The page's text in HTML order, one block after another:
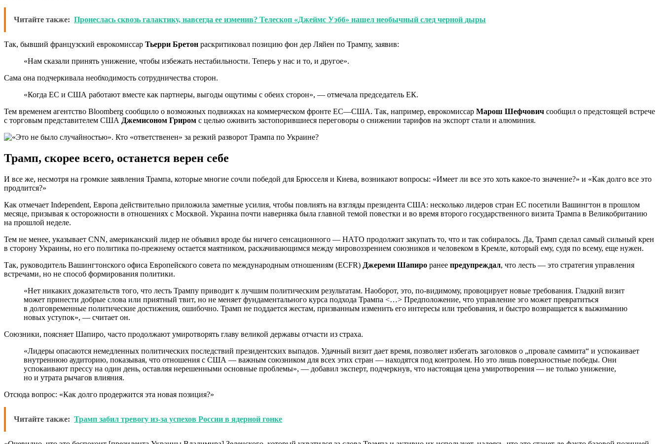
Читайте также: Пронеслась сквозь галактику, навсегда ее изменив? Телескоп «Джеймс Уэбб» нашел необычный след черной дыры
Так, бывший французский еврокомиссар Тьерри Бретон раскритиковал позицию фон дер Ляйен по Трампу, заявив:
«Нам сказали принять унижение, чтобы избежать нестабильности. Теперь у нас и то, и другое».
Сама она подчеркивала необходимость сотрудничества сторон.
«Когда ЕС и США работают вместе как партнеры, выгоды ощутимы с обеих сторон», — отмечала председатель ЕК.
Тем временем агентство Bloomberg сообщило о возможных подвижках на коммерческом фронте ЕС—США. Так, например, еврокомиссар Марош Шефчович сообщил о предстоящей встрече
с торговым представителем США Джемисоном Гриром с целью оживить застопорившиеся переговоры о снижении тарифов на экспорт стали и алюминия.
Трамп, скорее всего, останется верен себе
И все же, несмотря на громкие заявления Трампа, которые многие сочли победой для Брюсселя и Киева, возникают вопросы: «Имеет ли все это хоть какое-то значение?» и «Как долго все это
продлится?»
Как отмечает Independent, Европа действительно приложила заметные усилия, чтобы повлиять на взгляды президента США: несколько лидеров стран ЕС посетили Вашингтон в прошлом
месяце, призывая к осторожности в отношениях с Москвой. Украина почти наверняка была главной темой повестки и во время второго государственного визита Трампа в Великобританию
на прошлой неделе.
Тем не менее, указывает CNN, американский лидер не объявил вроде бы ничего сенсационного — НАТО продолжит закупать то, что и так собиралось. Да, Трамп сделал самый сильный крен
в сторону Украины, но его политика по-прежнему остается маятником, раскачивающимся между мировоззрением союзников и человеком в Кремле, который ему, судя по всему, еще нужен.
Так, руководитель Вашингтонского офиса Европейского совета по международным отношениям (ECFR) Джереми Шапиро ранее предупреждал, что лесть — это стратегия управления
встречами, но не способ формирования политики.
«Нет никаких доказательств того, что лесть Трампу приводит к лучшим политическим результатам. Наоборот, это, по-видимому, провоцирует новые требования. Гладкий визит
может принести добрые слова или приятный твит, но не меняет фундаментального курса подхода Трампа <…> Предположение, что управление эго может превратиться
в долговременные политические достижения, ошибочно. Трамп не поддается жестам, призванным изменить его интересы или требования, и быстро возвращается к выжиманию
новых уступок», — считает он.
Союзники, поясняет Шапиро, часто продолжают умиротворять главу великой державы отчасти из страха.
«Лидеры опасаются немедленных политических последствий президентских выпадов. Удачный визит дает время, позволяет избегать заголовков о „провале саммита“ и успокаивает
внутреннюю аудиторию, показывая, что отношения с США — важным союзником для всех этих стран — находятся под контролем. Но это лишь поверхностные победы. Они
успокаивают прессу на один день, оставляя нерешенными основные проблемы», — добавил эксперт, подчеркнув, что настоящая цена умиротворения — не только унижение,
но и утрата рычагов влияния.
Отсюда вопрос: «Как долго продержится эта новая позиция?»
Читайте также: Трамп забил тревогу из-за успехов России в ядерной гонке